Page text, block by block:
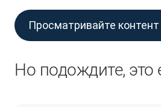
Просматривайте
Но подождите, это